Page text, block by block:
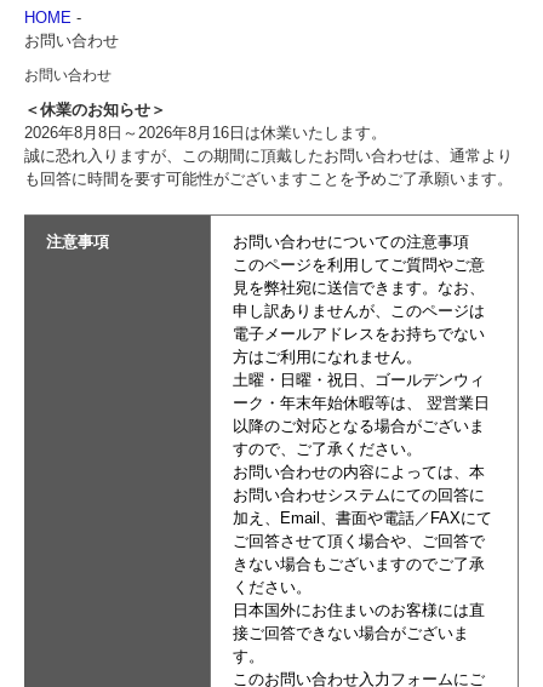
HOME -
お問い合わせ
お問い合わせ
＜休業のお知らせ＞
2026年8月8日～2026年8月16日は休業いたします。
誠に恐れ入りますが、この期間に頂戴したお問い合わせは、通常より
も回答に時間を要す可能性がございますことを予めご了承願います。
注意事項
お問い合わせについての注意事項
このページを利用してご質問やご意
見を弊社宛に送信できます。なお、
申し訳ありませんが、このページは
電子メールアドレスをお持ちでない
方はご利用になれません。
土曜・日曜・祝日、ゴールデンウィ
ーク・年末年始休暇等は、 翌営業日
以降のご対応となる場合がございま
すので、ご了承ください。
お問い合わせの内容によっては、本
お問い合わせシステムにての回答に
加え、Email、書面や電話／FAXにて
ご回答させて頂く場合や、ご回答で
きない場合もございますのでご了承
ください。
日本国外にお住まいのお客様には直
接ご回答できない場合がございま
す。
このお問い合わせ入力フォームにご